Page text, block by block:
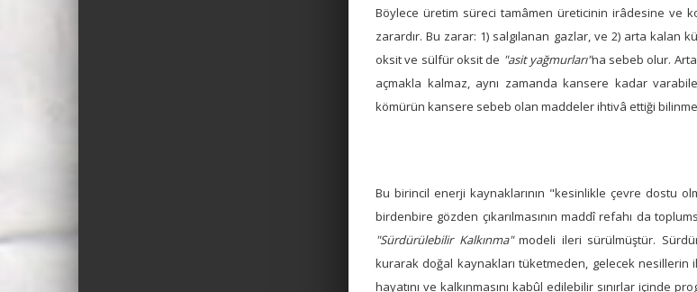
Böylece üretim süreci tamâmen üreticinin irâdesine ve
zarardır. Bu zarar: 1) salgılanan gazlar, ve 2) arta kalan
oksit ve sülfür oksit de "asit yağmurları"na sebeb olur.
açmakla kalmaz, aynı zamanda kansere kadar
kömürün kansere sebeb olan maddeler ihtivâ ettiği
Bu birincil enerji kaynaklarının "kesinlikle çevre dostu
birdenbire gözden çıkarılmasının maddî refahı da
"Sürdürülebilir Kalkınma"modeli ileri sürülmüştür.
kurarak doğal kaynakları tüketmeden, gelecek nesillerin
hayatını ve kalkınmasını kabûl edilebilir sınırlar içinde